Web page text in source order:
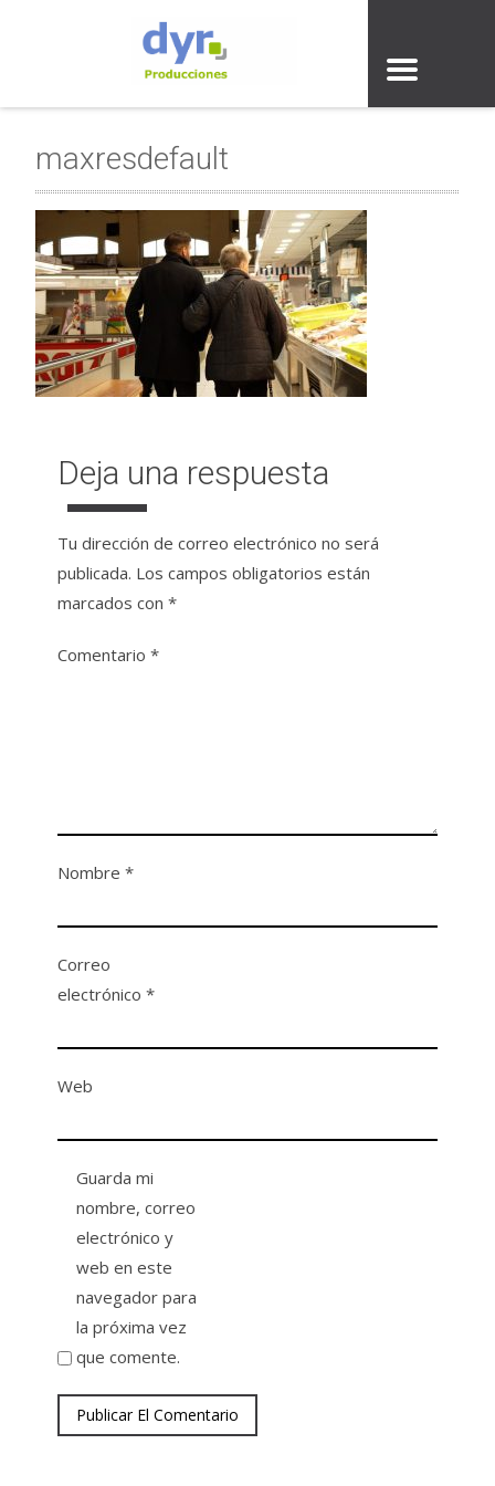
maxresdefault
Deja una respuesta
Tu dirección de correo electrónico no será
publicada. Los campos obligatorios están
marcados con*
Comentario*
Nombre*
Correo
electrónico*
Web
Guarda mi
nombre, correo
electrónico y
web en este
navegador para
la próxima vez
que comente.